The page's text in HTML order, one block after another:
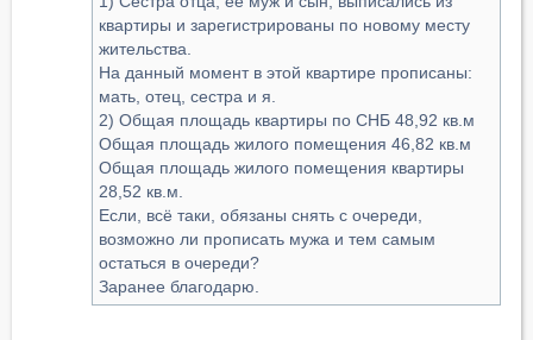
квартиры и зарегистрированы по новому месту
жительства.
На данный момент в этой квартире прописаны:
мать, отец, сестра и я.
2) Общая площадь квартиры по СНБ 48,92 кв.м
Общая площадь жилого помещения 46,82 кв.м
Общая площадь жилого помещения квартиры
28,52 кв.м.
Если, всё таки, обязаны снять с очереди,
возможно ли прописать мужа и тем самым
остаться в очереди?
Заранее благодарю.